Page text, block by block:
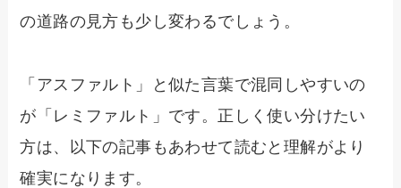
の道路の見方も少し変わるでしょう。
「アスファルト」と似た言葉で混同しやすいの
が「レミファルト」です。正しく使い分けたい
方は、以下の記事もあわせて読むと理解がより
確実になります。